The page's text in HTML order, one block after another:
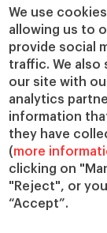
We use
allowing us to
provide social
traffic. We also
our site with
analytics
information
they have
(more
clicking on
"Reject", or
“Accept”.